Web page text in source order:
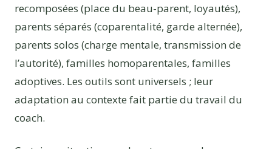
recomposées (place du beau-parent, loyautés),
parents séparés (coparentalité, garde alternée),
parents solos (charge mentale, transmission de
l’autorité), familles homoparentales, familles
adoptives. Les outils sont universels ; leur
adaptation au contexte fait partie du travail du
coach.